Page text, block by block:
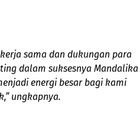
sama dan dukungan para
dalam suksesnya Mandalika
energi besar bagi kami
ungkapnya.